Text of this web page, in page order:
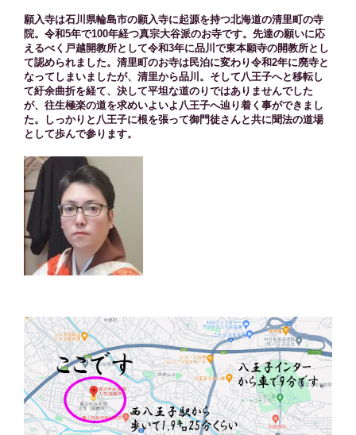
願入寺は石川県輪島市の願入寺に起源を持つ北海道の清里町の寺
院。令和5年で100年経つ真宗大谷派のお寺です。先達の願いに応
えるべく戸越開教所として令和3年に品川で東本願寺の開教所とし
て認められました。清里町のお寺は民泊に変わり令和2年に廃寺と
なってしまいましたが、清里から品川。そして八王子へと移転し
て紆余曲折を経て、決して平坦な道のりではありませんでした
が、往生極楽の道を求めいよいよ八王子へ辿り着く事ができまし
た。しっかりと八王子に根を張って御門徒さんと共に聞法の道場
として歩んで参ります。